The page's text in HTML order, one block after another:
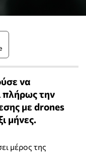
να
την
με drones
μήνες.
μέρος της